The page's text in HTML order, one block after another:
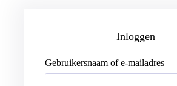
Gebruikersnaam of e-mailadres